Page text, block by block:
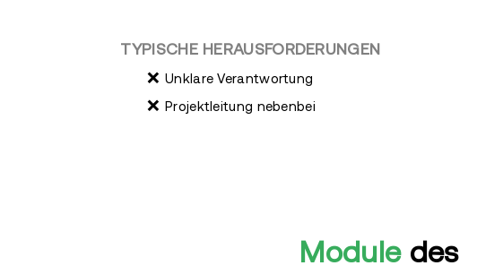
TYPISCHE HERAUSFORDERUNGEN
❌Unklare Verantwortung
❌Projektleitung nebenbei
Moduledes